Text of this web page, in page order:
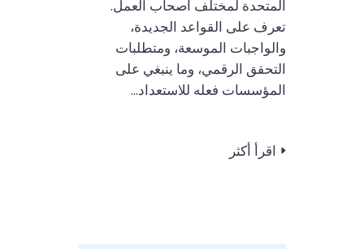
المتحدة لمختلف أصحاب العمل.
تعرف على القواعد الجديدة،
والواجبات الموسعة، ومتطلبات
التحقق الرقمي، وما ينبغي على
المؤسسات فعله للاستعداد...
اقرأ أكثر